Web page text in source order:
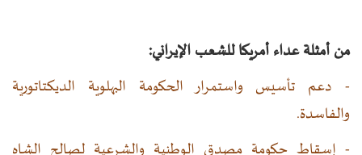
من أمثلة عداء أمريكا للشعب الإيراني:
- دعم تأسيس واستمرار الحكومة البهلوية الديكتاتورية
والفاسدة.